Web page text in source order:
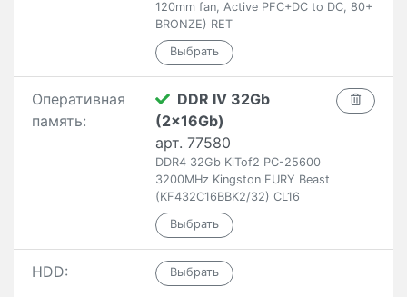
120mm fan, Active PFC+DC to DC, 80+
BRONZE) RET
Оперативная
память:
DDR IV 32Gb
(2x16Gb)
арт. 77580
DDR4 32Gb KiTof2 PC-25600
3200MHz Kingston FURY Beast
(KF432C16BBK2/32) CL16
HDD: